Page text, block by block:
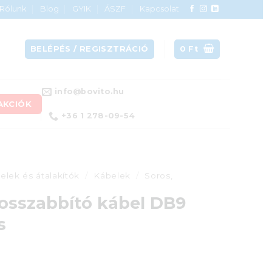
Rólunk Blog GYIK ÁSZF
Kapcsolat
BELÉPÉS / REGISZTRÁCIÓ 0 Ft
info@bovito.hu
+36 1 278-09-54
és átalakítók Kábelek
Soros,
kábel DB9